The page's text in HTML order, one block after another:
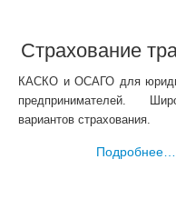
Страхование
КАСКО и ОСАГО для
предпринимателей.
вариантов страхования.
Подробнее…